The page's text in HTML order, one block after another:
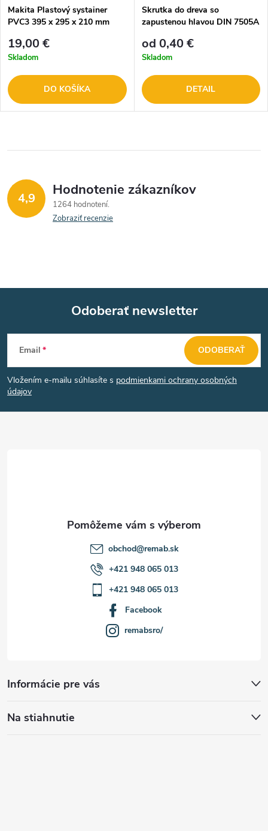
Makita Plastový systainer
PVC3 395 x 295 x 210 mm
19,00 €
Skladom
DO KOŠÍKA
Skrutka do dreva so
zapustenou hlavou DIN 7505A
od 0,40 €
Skladom
DETAIL
4,9 Hodnotenie zákazníkov
1264 hodnotení
Zobraziť recenzie
Z
á
p
Odoberať newsletter
Email
Vložením e-mailu súhlasíte s podmienkami ochrany osobných
údajov
ODOBERAŤ
Informácie pre vás
Na stiahnutie
obchod@remab.sk
+421 948 065 013
+421 948 065 013
Facebook
remabsro/